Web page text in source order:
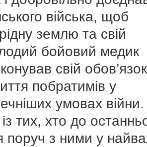
війська, щоб
землю та свій
бойовий медик
свій
побратимів у
умовах війни.
тих, хто до
поруч з ними у